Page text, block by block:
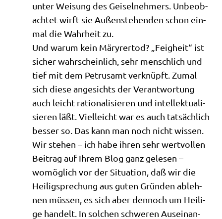
unter Wei­sung des Gei­sel­neh­mers. Unbe­ob­
ach­tet wirft sie Außen­ste­hen­den schon ein­
mal die Wahr­heit zu.
Und war­um kein Märy­rer­tod? „Feig­heit“ ist
sicher wahr­schein­lich, sehr mensch­lich und
tief mit dem Petrus­amt ver­knüpft. Zumal
sich die­se ange­sichts der Ver­ant­wor­tung
auch leicht ratio­na­li­sie­ren und intel­lek­tua­li­
sie­ren läßt. Viel­leicht war es auch tat­säch­lich
bes­ser so. Das kann man noch nicht wissen.
Wir ste­hen – ich habe ihren sehr wert­vol­len
Bei­trag auf Ihrem Blog ganz gele­sen –
womög­lich vor der Situa­ti­on, daß wir die
Hei­lig­spre­chung aus guten Grün­den ableh­
nen müs­sen, es sich aber den­noch um Hei­li­
ge han­delt. In sol­chen schwe­ren Aus­ein­an­